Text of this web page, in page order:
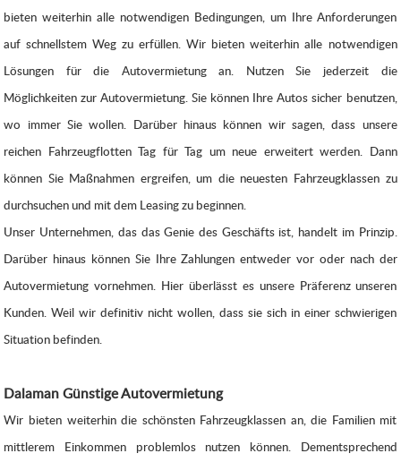
bieten weiterhin alle notwendigen Bedingungen, um Ihre Anforderungen
auf schnellstem Weg zu erfüllen. Wir bieten weiterhin alle notwendigen
Lösungen für die Autovermietung an. Nutzen Sie jederzeit die
Möglichkeiten zur Autovermietung. Sie können Ihre Autos sicher benutzen,
wo immer Sie wollen. Darüber hinaus können wir sagen, dass unsere
reichen Fahrzeugflotten Tag für Tag um neue erweitert werden. Dann
können Sie Maßnahmen ergreifen, um die neuesten Fahrzeugklassen zu
durchsuchen und mit dem Leasing zu beginnen.
Unser Unternehmen, das das Genie des Geschäfts ist, handelt im Prinzip.
Darüber hinaus können Sie Ihre Zahlungen entweder vor oder nach der
Autovermietung vornehmen. Hier überlässt es unsere Präferenz unseren
Kunden. Weil wir definitiv nicht wollen, dass sie sich in einer schwierigen
Situation befinden.
Dalaman Günstige Autovermietung
Wir bieten weiterhin die schönsten Fahrzeugklassen an, die Familien mit
mittlerem Einkommen problemlos nutzen können. Dementsprechend